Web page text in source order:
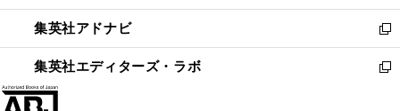
開
く
ウ
で
開
く
ン
ド
ウ
で
ウ
ィ
ン
ド
集英社アドナビ
新
し
い
集英社エディターズ・ラボ
新